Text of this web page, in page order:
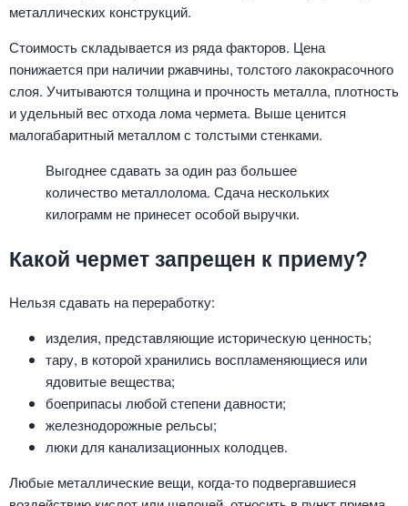
металлических конструкций.
Стоимость складывается из ряда факторов. Цена
понижается при наличии ржавчины, толстого лакокрасочного
слоя. Учитываются толщина и прочность металла, плотность
и удельный вес отхода лома чермета. Выше ценится
малогабаритный металлом с толстыми стенками.
Выгоднее сдавать за один раз большее
количество металлолома. Сдача нескольких
килограмм не принесет особой выручки.
Какой чермет запрещен к приему?
Нельзя сдавать на переработку:
изделия, представляющие историческую ценность;
тару, в которой хранились воспламеняющиеся или
ядовитые вещества;
боеприпасы любой степени давности;
железнодорожные рельсы;
люки для канализационных колодцев.
Любые металлические вещи, когда-то подвергавшиеся